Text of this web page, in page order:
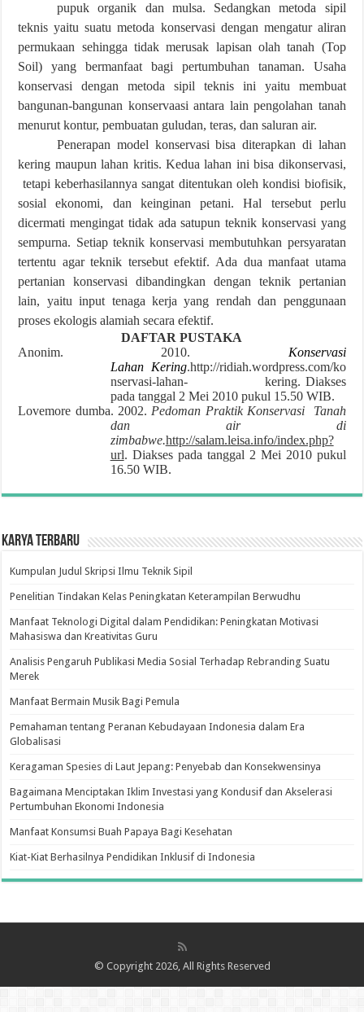
pupuk organik dan mulsa. Sedangkan metoda sipil
teknis yaitu suatu metoda konservasi dengan mengatur aliran
permukaan sehingga tidak merusak lapisan olah tanah (Top
Soil) yang bermanfaat bagi pertumbuhan tanaman. Usaha
konservasi dengan metoda sipil teknis ini yaitu membuat
bangunan-bangunan konservaasi antara lain pengolahan tanah
menurut kontur, pembuatan guludan, teras, dan saluran air.
Penerapan model konservasi bisa diterapkan di lahan
kering maupun lahan kritis. Kedua lahan ini bisa dikonservasi,
tetapi keberhasilannya sangat ditentukan oleh kondisi biofisik,
sosial ekonomi, dan keinginan petani. Hal tersebut perlu
dicermati mengingat tidak ada satupun teknik konservasi yang
sempurna. Setiap teknik konservasi membutuhkan persyaratan
tertentu agar teknik tersebut efektif. Ada dua manfaat utama
pertanian konservasi dibandingkan dengan teknik pertanian
lain, yaitu input tenaga kerja yang rendah dan penggunaan
proses ekologis alamiah secara efektif.
DAFTAR PUSTAKA
Anonim. 2010. Konservasi
Lahan Kering.http://ridiah.wordpress.com/ko
nservasi-lahan- kering. Diakses
pada tanggal 2 Mei 2010 pukul 15.50 WIB.
Lovemore dumba. 2002. Pedoman Praktik Konservasi Tanah
dan air di
zimbabwe.http://salam.leisa.info/index.php?
url. Diakses pada tanggal 2 Mei 2010 pukul
16.50 WIB.
Karya Terbaru
Kumpulan Judul Skripsi Ilmu Teknik Sipil
Penelitian Tindakan Kelas Peningkatan Keterampilan Berwudhu
Manfaat Teknologi Digital dalam Pendidikan: Peningkatan Motivasi
Mahasiswa dan Kreativitas Guru
Analisis Pengaruh Publikasi Media Sosial Terhadap Rebranding Suatu
Merek
Manfaat Bermain Musik Bagi Pemula
Pemahaman tentang Peranan Kebudayaan Indonesia dalam Era
Globalisasi
Keragaman Spesies di Laut Jepang: Penyebab dan Konsekwensinya
Bagaimana Menciptakan Iklim Investasi yang Kondusif dan Akselerasi
Pertumbuhan Ekonomi Indonesia
Manfaat Konsumsi Buah Papaya Bagi Kesehatan
Kiat-Kiat Berhasilnya Pendidikan Inklusif di Indonesia
© Copyright 2026, All Rights Reserved